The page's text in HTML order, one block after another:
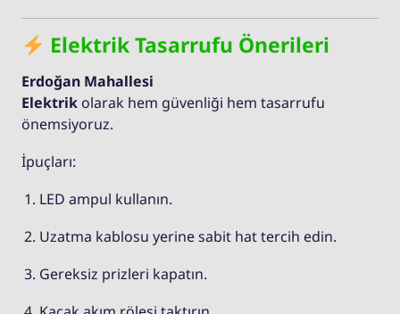
Elektrik Tasarrufu Önerileri
Erdoğan Mahallesi
Elektrik olarak hem güvenliği hem tasarrufu
önemsiyoruz.
İpuçları:
LED ampul kullanın.
Uzatma kablosu yerine sabit hat tercih edin.
Gereksiz prizleri kapatın.